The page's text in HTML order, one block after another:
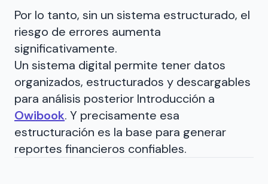
Por lo tanto, sin un sistema estructurado, el
riesgo de errores aumenta
significativamente.
Un sistema digital permite tener datos
organizados, estructurados y descargables
para análisis posterior Introducción a
Owibook. Y precisamente esa
estructuración es la base para generar
reportes financieros confiables.